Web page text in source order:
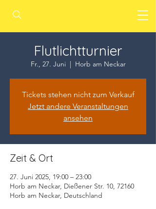
Flutlichtturnier
Fr., 27. Juni
  |
Horb am Neckar
Tickets stehen nicht zum Verkauf
Jetzt andere Veranstaltungen
ansehen
Zeit & Ort
27. Juni 2025, 19:00 – 23:00
Horb am Neckar, Dießener Str. 10, 72160
Horb am Neckar, Deutschland